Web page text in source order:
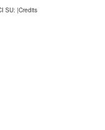
SU: |Credits